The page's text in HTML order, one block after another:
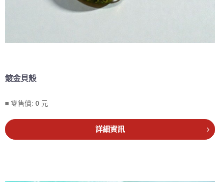
鍍金貝殼
■ 零售價: 0 元
詳細資訊